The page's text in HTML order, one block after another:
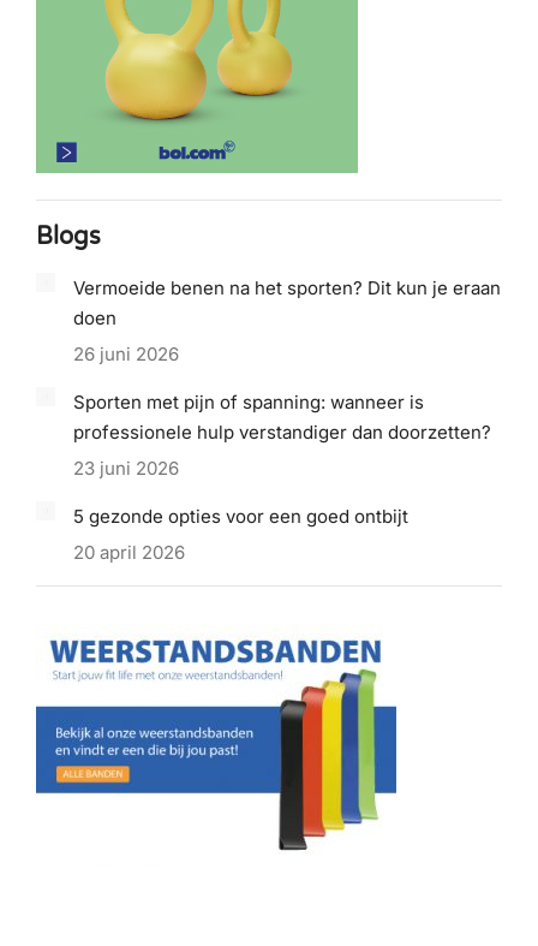
Blogs
Vermoeide benen na het sporten? Dit kun je eraan
doen
26 juni 2026
Sporten met pijn of spanning: wanneer is
professionele hulp verstandiger dan doorzetten?
23 juni 2026
5 gezonde opties voor een goed ontbijt
20 april 2026